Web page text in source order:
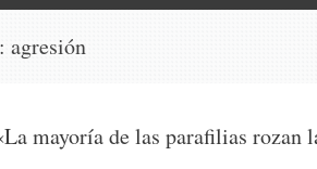
agresión
mayoría de las parafilias rozan